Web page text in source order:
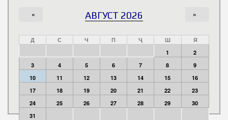
АВГУСТ 2026
« »
Д С Ч П Ҷ Ш
Я
1
2
3
4 5 6 7 8
9
10
11 12 13 14 15
16
17
18 19 20 21 22
23
24
25 26 27 28 29
30
31